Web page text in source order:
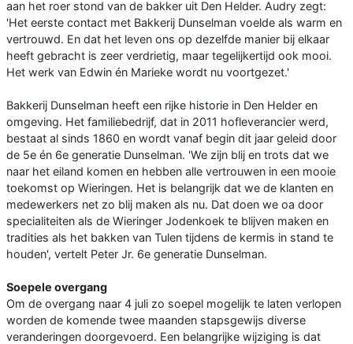
aan het roer stond van de bakker uit Den Helder. Audry zegt:
'Het eerste contact met Bakkerij Dunselman voelde als warm en
vertrouwd. En dat het leven ons op dezelfde manier bij elkaar
heeft gebracht is zeer verdrietig, maar tegelijkertijd ook mooi.
Het werk van Edwin én Marieke wordt nu voortgezet.'
Bakkerij Dunselman heeft een rijke historie in Den Helder en
omgeving. Het familiebedrijf, dat in 2011 hofleverancier werd,
bestaat al sinds 1860 en wordt vanaf begin dit jaar geleid door
de 5e én 6e generatie Dunselman. 'We zijn blij en trots dat we
naar het eiland komen en hebben alle vertrouwen in een mooie
toekomst op Wieringen. Het is belangrijk dat we de klanten en
medewerkers net zo blij maken als nu. Dat doen we oa door
specialiteiten als de Wieringer Jodenkoek te blijven maken en
tradities als het bakken van Tulen tijdens de kermis in stand te
houden', vertelt Peter Jr. 6e generatie Dunselman.
Soepele overgang
Om de overgang naar 4 juli zo soepel mogelijk te laten verlopen
worden de komende twee maanden stapsgewijs diverse
veranderingen doorgevoerd. Een belangrijke wijziging is dat